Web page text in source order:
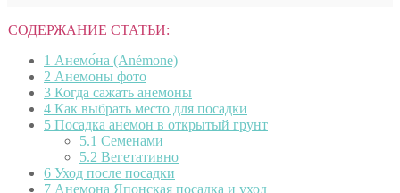
СОДЕРЖАНИЕ СТАТЬИ:
1 Анемо́на (Anémone)
2 Анемоны фото
3 Когда сажать анемоны
4 Как выбрать место для посадки
5 Посадка анемон в открытый грунт
5.1 Семенами
5.2 Вегетативно
6 Уход после посадки
7 Анемона Японская посадка и уход